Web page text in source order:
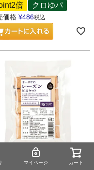
マイページ カート
倍
クロゆパ
価格 ¥486税込